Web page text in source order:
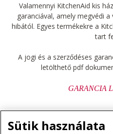
Valamennyi KitchenAid kis
garanciával, amely megvédi
hibától. Egyes termékekre a
tart
A jogi és a szerződéses
letölthető pdf
GARANCIA
Sütik használata